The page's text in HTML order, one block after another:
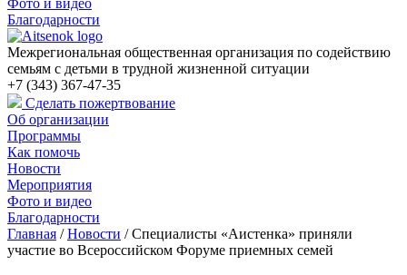
Фото и видео
Благодарности
Межрегиональная общественная организация по содействию
семьям с детьми в трудной жизненной ситуации
+7 (343) 367-47-35
Сделать пожертвование
Об организации
Программы
Как помочь
Новости
Мероприятия
Фото и видео
Благодарности
Главная /Новости /Специалисты «Аистенка» приняли
участие во Всероссийском Форуме приемных семей